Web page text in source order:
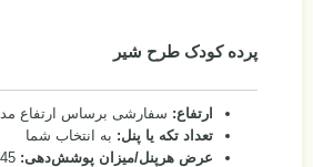
پرده کودک طرح شیر
ارتفاع: سفارشی برساس ارتفاع
تعداد تکه یا پنل: به انتخاب شما
عرض هرپنل/میزان پوشش‌دهی: